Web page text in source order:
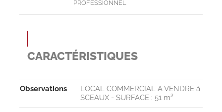
PROFESSIONNEL
CARACTÉRISTIQUES
Observa­tions
LOCAL COMMERCIAL A VENDRE à
SCEAUX - SURFACE : 51 m²